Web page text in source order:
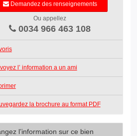
Demandez des renseignements
Ou appellez
0034 966 463 108
l’ information a un ami
la brochure au format PDF
l’information sur ce bien